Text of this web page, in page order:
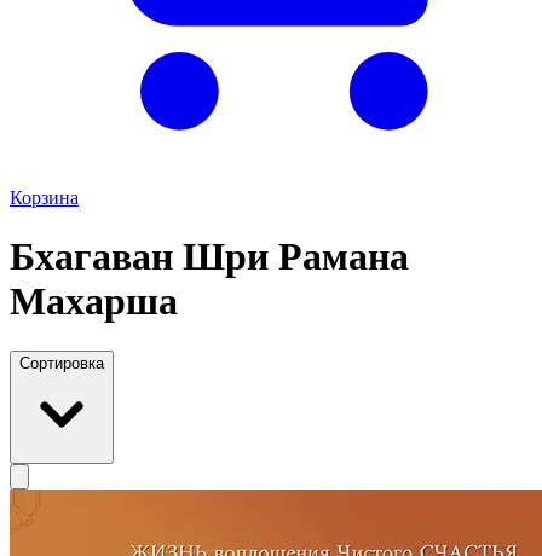
Корзина
Бхагаван Шри Рамана
Махарша
Сортировка